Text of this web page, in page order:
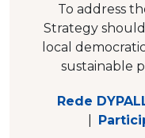
To address
Strategy
local
sustainable
Rede